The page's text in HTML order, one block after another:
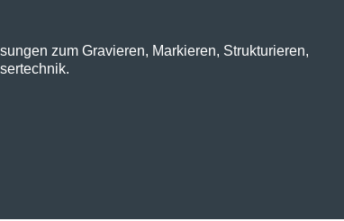
zum Gravieren, Markieren, Strukturieren,